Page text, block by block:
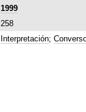
1999
258
Interpretación;